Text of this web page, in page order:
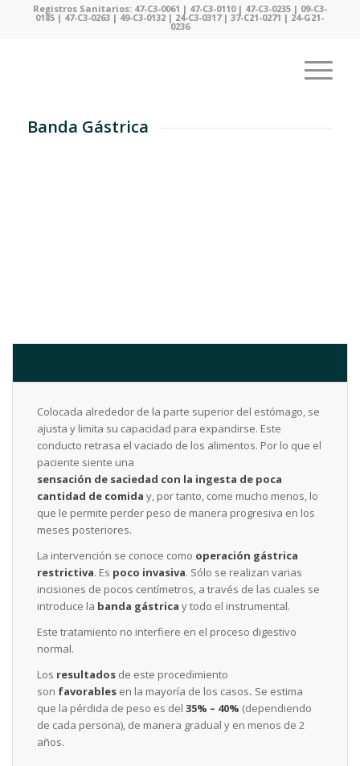
Registros Sanitarios: 47-C3-0061 | 47-C3-0110 | 47-C3-0235 | 09-C3-
0185 | 47-C3-0263 | 49-C3-0132 | 24-C3-0317 | 37-C21-0271 | 24-G21-
0236
Banda Gástrica
Colocada alrededor de la parte superior del estómago, se
ajusta y limita su capacidad para expandirse. Este
conducto retrasa el vaciado de los alimentos. Por lo que el
paciente siente una
sensación de saciedad con la ingesta de poca
cantidad de comida y, por tanto, come mucho menos, lo
que le permite perder peso de manera progresiva en los
meses posteriores.
La intervención se conoce como operación gástrica
restrictiva. Es poco invasiva. Sólo se realizan varias
incisiones de pocos centímetros, a través de las cuales se
introduce la banda gástrica y todo el instrumental.
Este tratamiento no interfiere en el proceso digestivo
normal.
Los resultados de este procedimiento
son favorables en la mayoría de los casos. Se estima
que la pérdida de peso es del 35% – 40% (dependiendo
de cada persona), de manera gradual y en menos de 2
años.